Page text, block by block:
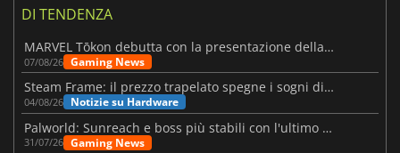
DI TENDENZA
MARVEL Tōkon debutta con la presentazione della roadmap per il primo anno
07/08/26 Gaming News
Steam Frame: il prezzo trapelato spegne i sogni di un VR economico
04/08/26 Notizie su Hardware
Palworld: Sunreach e boss più stabili con l'ultimo update
31/07/26 Gaming News